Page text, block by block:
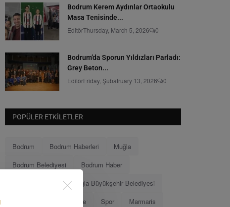
Bodrum Kerem Aydınlar Ortaokulu
Masa Tenisinde...
EditörThursday, March 5, 2026 0
Bodrum’da Sporun Yıldızları Parladı:
Grey Beton...
EditörFriday, Şubatruary 13, 2026 0
POPÜLER ETKILETLER
Bodrum Bodrum Haberleri
Muğla
Bodrum Belediyesi
Bodrum Haber
Muğla Büyükşehir Belediyesi
Menteşe Spor
Marmaris